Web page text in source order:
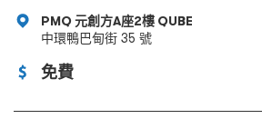
PMQ 元創方A座2樓 QUBE
中環鴨巴甸街 35 號
免費